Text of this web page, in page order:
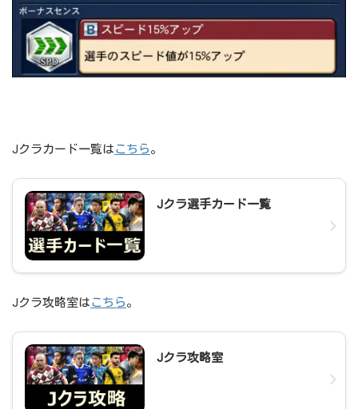
Jクラカード一覧は こちら 。
Jクラ選手カード一覧
Jクラ攻略室は こちら 。
Jクラ攻略室